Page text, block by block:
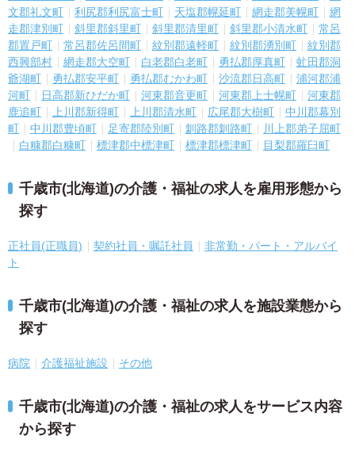
文郡礼文町
利尻郡利尻富士町 天塩郡幌延町 網走郡美幌町
網
走郡津別町
斜里郡斜里町 斜里郡清里町 斜里郡小清水町
常呂
郡置戸町
常呂郡佐呂間町 紋別郡遠軽町 紋別郡湧別町
紋別郡
西興部村
網走郡大空町 白老郡白老町 勇払郡厚真町
虻田郡洞
爺湖町
勇払郡安平町 勇払郡むかわ町 沙流郡日高町
浦河郡浦
河町
日高郡新ひだか町 河東郡音更町 河東郡上士幌町
河東郡
鹿追町
上川郡新得町 上川郡清水町 広尾郡大樹町
中川郡幕別
町
中川郡豊頃町 足寄郡陸別町 釧路郡釧路町
川上郡弟子屈町
白糠郡白糠町
標津郡中標津町 標津郡標津町 目梨郡羅臼町
千歳市(北海道)の介護・福祉の求人を雇用形態から
探す
正社員(正職員) 契約社員・嘱託社員
非常勤・パート・アルバイ
ト
千歳市(北海道)の介護・福祉の求人を施設業態から
探す
病院 介護福祉施設 その他
千歳市(北海道)の介護・福祉の求人をサービス内容
から探す